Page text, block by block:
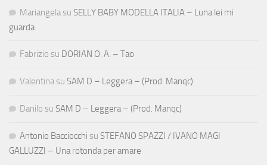
Mariangela su SELLY BABY MODELLA ITALIA – Luna lei mi
guarda
Fabrizio su DORIAN O. A. – Tao
Valentina su SAM D – Leggera – (Prod. Manqc)
Danilo su SAM D – Leggera – (Prod. Manqc)
Antonio Bacciocchi su STEFANO SPAZZI / IVANO MAGI
GALLUZZI – Una rotonda per amare